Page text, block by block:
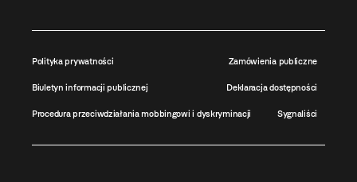
Polityka prywatności Zamówienia publiczne
Biuletyn informacji publicznej Deklaracja dostępności
Procedura przeciwdziałania mobbingowi i dyskryminacji Sygnaliści